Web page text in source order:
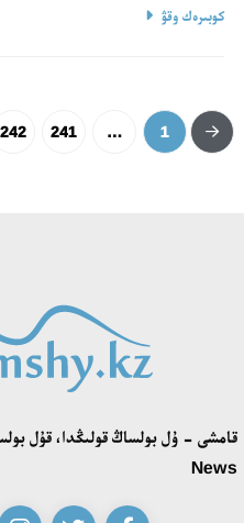
كوبىرەك وقۋ
1
…
241
242
News